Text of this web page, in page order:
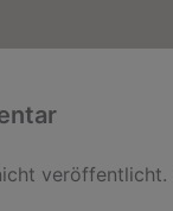
veröffentlicht.